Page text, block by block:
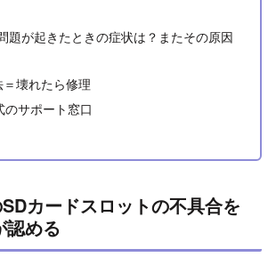
題が起きたときの症状は？またその原因
壊れたら修理
サポート窓口
カードスロットの不具合を
認める